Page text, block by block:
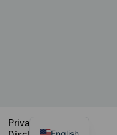
Privacyverklaring